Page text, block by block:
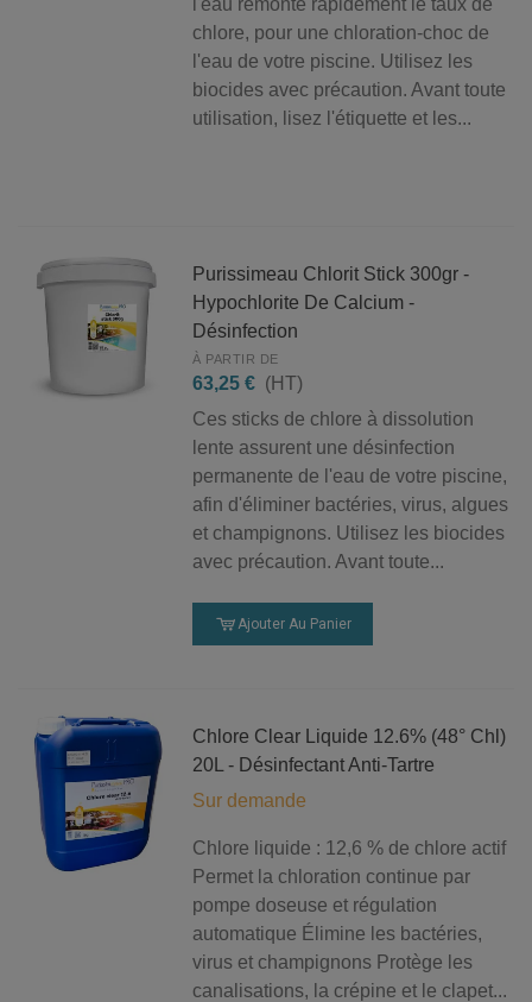
l'eau remonte rapidement le taux de
chlore, pour une chloration-choc de
l'eau de votre piscine. Utilisez les
biocides avec précaution. Avant toute
utilisation, lisez l'étiquette et les...
Purissimeau Chlorit Stick 300gr -
Hypochlorite De Calcium -
Désinfection
À PARTIR DE
63,25 € (HT)
Ces sticks de chlore à dissolution
lente assurent une désinfection
permanente de l'eau de votre piscine,
afin d'éliminer bactéries, virus, algues
et champignons. Utilisez les biocides
avec précaution. Avant toute...
Ajouter Au Panier
Chlore Clear Liquide 12.6% (48° Chl)
20L - Désinfectant Anti-Tartre
Sur demande
Chlore liquide : 12,6 % de chlore actif
Permet la chloration continue par
pompe doseuse et régulation
automatique Élimine les bactéries,
virus et champignons Protège les
canalisations, la crépine et le clapet...